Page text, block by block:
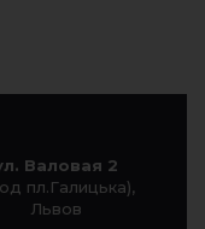
Валовая 2
пл.Галицька),
Львов